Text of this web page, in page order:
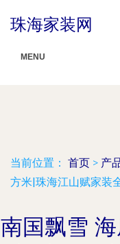
珠海家装网
MENU
当前位置： 首页 > 产
方米|珠海江山赋家装
南国飘雪